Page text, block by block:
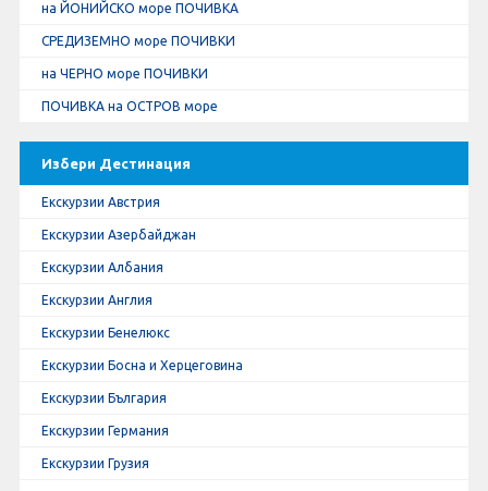
на ЙОНИЙСКО море ПОЧИВКА
СРЕДИЗЕМНО море ПОЧИВКИ
на ЧЕРНО море ПОЧИВКИ
ПОЧИВКА на ОСТРОВ море
Избери Дестинация
Екскурзии Австрия
Екскурзии Азербайджан
Екскурзии Албания
Екскурзии Англия
Екскурзии Бенелюкс
Екскурзии Босна и Херцеговина
Екскурзии България
Екскурзии Германия
Екскурзии Грузия